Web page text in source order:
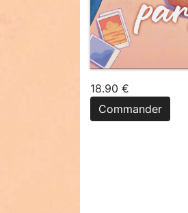
18.90 €
Commander